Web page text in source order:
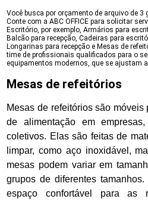
Você busca por orçamento de arquivo de
Conte com a ABC OFFICE para solicitar
Escritório, por exemplo, Armários para
Balcão para recepção, Cadeiras para
Longarinas para recepção e Mesas de
time de profissionais qualificados para o
equipamentos modernos, que se ajustam
Mesas de refeitórios
Mesas de refeitórios são
de alimentação em
coletivos. Elas são feitas de
limpar, como aço inoxidável,
mesas podem variar em
grupos de diferentes
espaço confortável para as